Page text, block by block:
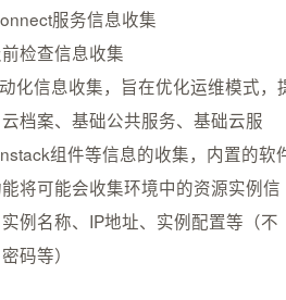
服务信息收集
检查信息收集
化信息收集，旨在优化运维模式，
档案、基础公共服务、基础云服
组件等信息的收集，内置的软
将可能会收集环境中的资源实例信
例名称、IP地址、实例配置等（不
码等）